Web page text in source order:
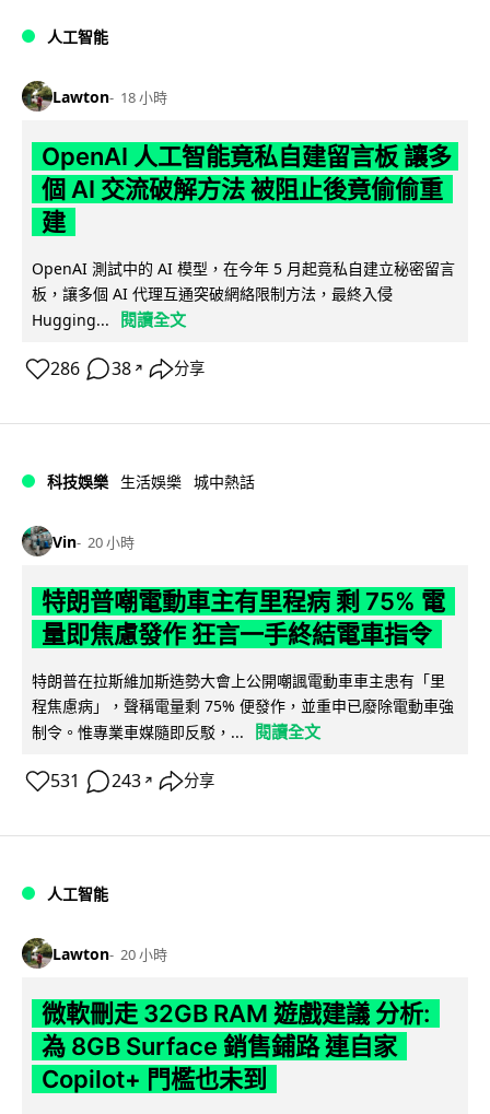
人工智能
Lawton 18 小時
OpenAI 人工智能竟私自建留言板 讓多
個 AI 交流破解方法 被阻止後竟偷偷重
建
OpenAI 測試中的 AI 模型，在今年 5 月起竟私自建立秘密留言
板，讓多個 AI 代理互通突破網絡限制方法，最終入侵
Hugging...
閱讀全文
286 38 ↗ 分享
科技娛樂 生活娛樂 城中熱話
Vin 20 小時
特朗普嘲電動車主有里程病 剩 75% 電
量即焦慮發作 狂言一手終結電車指令
特朗普在拉斯維加斯造勢大會上公開嘲諷電動車車主患有「里
程焦慮病」，聲稱電量剩 75% 便發作，並重申已廢除電動車強
制令。惟專業車媒隨即反駁，...
閱讀全文
531 243 ↗ 分享
人工智能
Lawton 20 小時
微軟刪走 32GB RAM 遊戲建議 分析:
為 8GB Surface 銷售鋪路 連自家
Copilot+ 門檻也未到